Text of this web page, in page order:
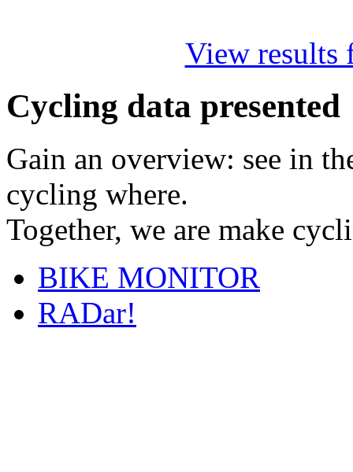
View results
Cycling data presented
Gain an overview: see in
cycling where.
Together, we are make
BIKE MONITOR
RADar!